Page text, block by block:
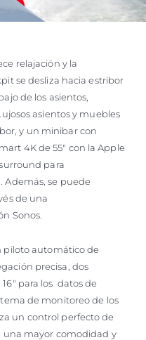
relajación y la
se desliza hacia estribor
de los asientos,
asientos y muebles
y un minibar con
4K de 55" con la Apple
para
se puede
de una
Sonos.
piloto automático de
precisa, dos
para los datos de
de monitoreo de los
un control perfecto de
una mayor comodidad y